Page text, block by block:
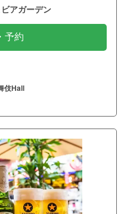
アガーデン
予約
伎Hall